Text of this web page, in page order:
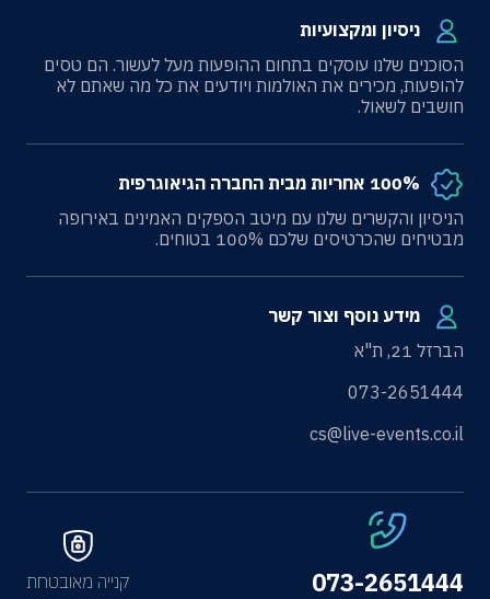
ניסיון ומקצועיות
הסוכנים שלנו עוסקים בתחום ההופעות מעל לעשור. הם טסים
להופעות, מכירים את האולמות ויודעים את כל מה שאתם לא
חושבים לשאול.
100% אחריות מבית החברה הגיאוגרפית
הניסיון והקשרים שלנו עם מיטב הספקים האמינים באירופה
מבטיחים שהכרטיסים שלכם 100% בטוחים.
מידע נוסף וצור קשר
הברזל 21, ת"א
073-2651444
cs@live-events.co.il
073-2651444 קנייה מאובטחת